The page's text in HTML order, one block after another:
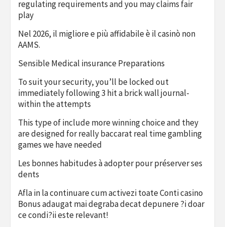
regulating requirements and you may claims fair
play
Nel 2026, il migliore e più affidabile è il casinò non
AAMS.
Sensible Medical insurance Preparations
To suit your security, you’ll be locked out
immediately following 3 hit a brick wall journal-
within the attempts
This type of include more winning choice and they
are designed for really baccarat real time gambling
games we have needed
Les bonnes habitudes à adopter pour préserver ses
dents
Afla in la continuare cum activezi toate Conti casino
Bonus adaugat mai degraba decat depunere ?i doar
ce condi?ii este relevant!